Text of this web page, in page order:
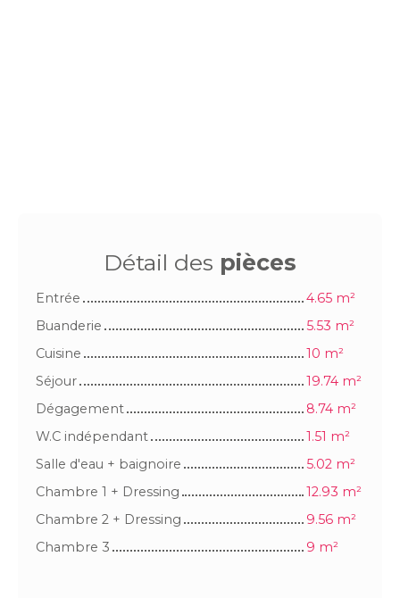
Détail des pièces
Entrée
4.65 m²
Buanderie
5.53 m²
Cuisine
10 m²
Séjour
19.74 m²
Dégagement
8.74 m²
W.C indépendant
1.51 m²
Salle d'eau + baignoire
5.02 m²
Chambre 1 + Dressing
12.93 m²
Chambre 2 + Dressing
9.56 m²
Chambre 3
9 m²